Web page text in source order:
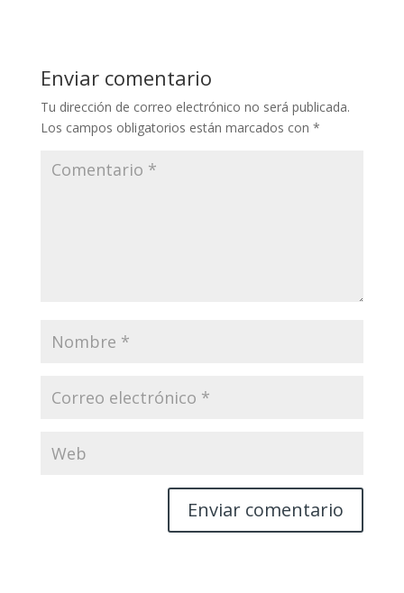
Enviar comentario
Tu dirección de correo electrónico no será publicada.
Los campos obligatorios están marcados con *